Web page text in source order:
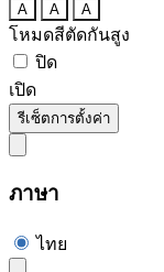
A A A
โหมดสีตัดกันสูง
ปิด
เปิด
รีเซ็ตการตั้งค่า
ภาษา
ไทย